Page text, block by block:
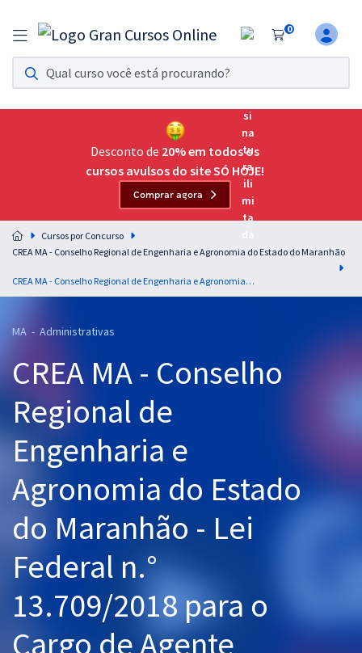
0
Assinatura Ilimitada 11
Acesso a todos os cursos. Teste grátis por 7 dias!
Assinatura OAB Até Passar
Acesso ilimitado a toda preparação para o Exame da
Residências Multiprofissionais
Preparação completa e intensiva para as principais
residências em saúde do Brasil
Concursos
Pós
Graduação
OAB
Mentorias
Questões grátis
Conteúdo gratuito
Blog
Desconto de 20% em todos os
cursos avulsos do site SÓ HOJE!
Comprar agora
Cursos por Concurso
CREA MA - Conselho Regional de Engenharia e Agronomia do Estado do Maranhão
CREA MA - Conselho Regional de Engenharia e Agronomia do Estado do Maranhão - Lei Federal n.° 13.709/2018 para o Cargo de Agente Administrativo - Administrativa - Professor: Maurício Franceschini
MA - Administrativas
CREA MA - Conselho
Regional de
Engenharia e
Agronomia do Estado
do Maranhão - Lei
Federal n.°
13.709/2018 para o
Cargo de Agente